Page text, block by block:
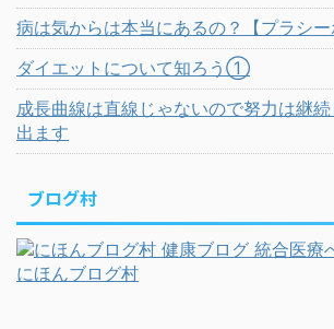
病は気からは本当にあるの？【プラシー
ダイエットについて知ろう①
成長曲線は直線じゃないので努力は継
出ます
ブログ村
にほんブログ村